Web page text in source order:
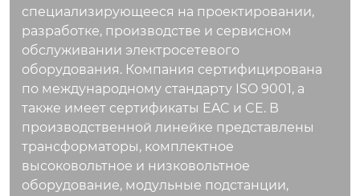
специализирующееся на проектировании,
разработке, производстве и сервисном
обслуживании электросетевого
оборудования. Компания сертифицирована
по международному стандарту ISO 9001, а
также имеет сертификаты EAC и CE. В
производственной линейке представлены
трансформаторы, комплектное
высоковольтное и низковольтное
оборудование, модульные подстанции,